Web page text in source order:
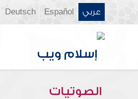
عربي Español
Deutsch
الصوتيات